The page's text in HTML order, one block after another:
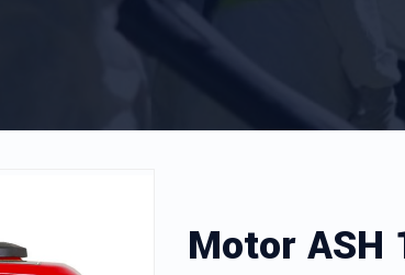
Motor ASH